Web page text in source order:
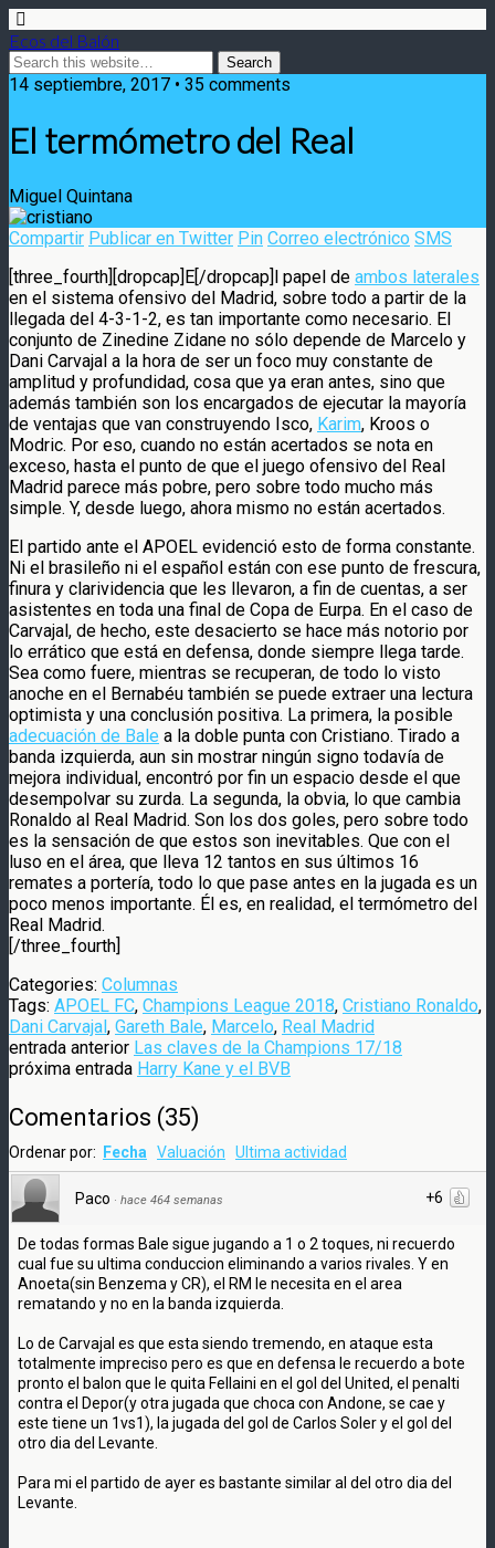
Ecos del Balón
14 septiembre, 2017 • 35 comments
El termómetro del Real
Miguel Quintana
Compartir Publicar en Twitter Pin Correo electrónico SMS
[three_fourth][dropcap]E[/dropcap]l papel de ambos laterales
en el sistema ofensivo del Madrid, sobre todo a partir de la
llegada del 4-3-1-2, es tan importante como necesario. El
conjunto de Zinedine Zidane no sólo depende de Marcelo y
Dani Carvajal a la hora de ser un foco muy constante de
amplitud y profundidad, cosa que ya eran antes, sino que
además también son los encargados de ejecutar la mayoría
de ventajas que van construyendo Isco, Karim, Kroos o
Modric. Por eso, cuando no están acertados se nota en
exceso, hasta el punto de que el juego ofensivo del Real
Madrid parece más pobre, pero sobre todo mucho más
simple. Y, desde luego, ahora mismo no están acertados.
El partido ante el APOEL evidenció esto de forma constante.
Ni el brasileño ni el español están con ese punto de frescura,
finura y clarividencia que les llevaron, a fin de cuentas, a ser
asistentes en toda una final de Copa de Eurpa. En el caso de
Carvajal, de hecho, este desacierto se hace más notorio por
lo errático que está en defensa, donde siempre llega tarde.
Sea como fuere, mientras se recuperan, de todo lo visto
anoche en el Bernabéu también se puede extraer una lectura
optimista y una conclusión positiva. La primera, la posible
adecuación de Bale a la doble punta con Cristiano. Tirado a
banda izquierda, aun sin mostrar ningún signo todavía de
mejora individual, encontró por fin un espacio desde el que
desempolvar su zurda. La segunda, la obvia, lo que cambia
Ronaldo al Real Madrid. Son los dos goles, pero sobre todo
es la sensación de que estos son inevitables. Que con el
luso en el área, que lleva 12 tantos en sus últimos 16
remates a portería, todo lo que pase antes en la jugada es un
poco menos importante. Él es, en realidad, el termómetro del
Real Madrid.
[/three_fourth]
Categories: Columnas
Tags: APOEL FC, Champions League 2018, Cristiano Ronaldo,
Dani Carvajal, Gareth Bale, Marcelo, Real Madrid
entrada anterior Las claves de la Champions 17/18
próxima entrada Harry Kane y el BVB
Comentarios (35)
Ordenar por: Fecha Valuación Ultima actividad
+6
Paco · hace 464 semanas
De todas formas Bale sigue jugando a 1 o 2 toques, ni recuerdo
cual fue su ultima conduccion eliminando a varios rivales. Y en
Anoeta(sin Benzema y CR), el RM le necesita en el area
rematando y no en la banda izquierda.
Lo de Carvajal es que esta siendo tremendo, en ataque esta
totalmente impreciso pero es que en defensa le recuerdo a bote
pronto el balon que le quita Fellaini en el gol del United, el penalti
contra el Depor(y otra jugada que choca con Andone, se cae y
este tiene un 1vs1), la jugada del gol de Carlos Soler y el gol del
otro dia del Levante.
Para mi el partido de ayer es bastante similar al del otro dia del
Levante.